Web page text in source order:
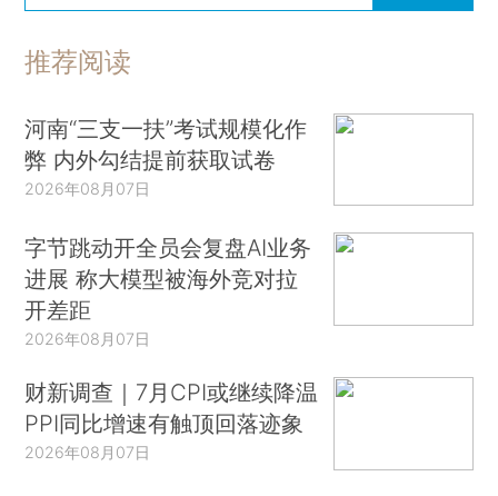
推荐阅读
河南“三支一扶”考试规模化作
弊 内外勾结提前获取试卷
2026年08月07日
字节跳动开全员会复盘AI业务
进展 称大模型被海外竞对拉
开差距
2026年08月07日
财新调查｜7月CPI或继续降温
PPI同比增速有触顶回落迹象
2026年08月07日